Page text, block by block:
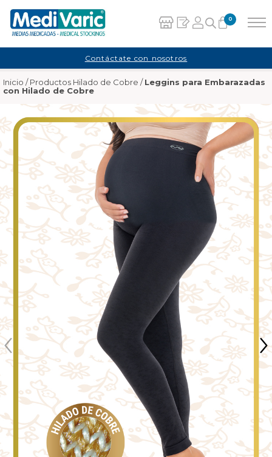
0
Carrito
No hay productos en el carrito.
Contáctate con nosotros
Inicio /Productos Hilado de Cobre /Leggins para Embarazadas
con Hilado de Cobre